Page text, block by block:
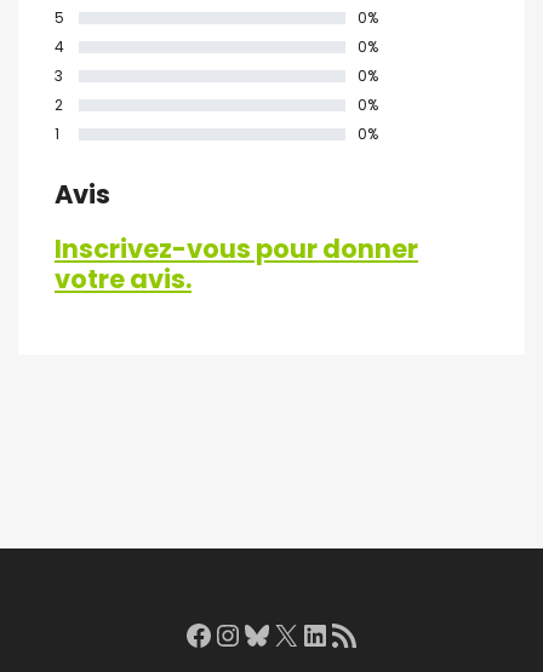
5
0%
4
0%
3
0%
2
0%
1
0%
Avis
Inscrivez-vous pour donner
votre avis.
Facebook
Instagram
Bluesky
X LinkedIn
RSS Feed